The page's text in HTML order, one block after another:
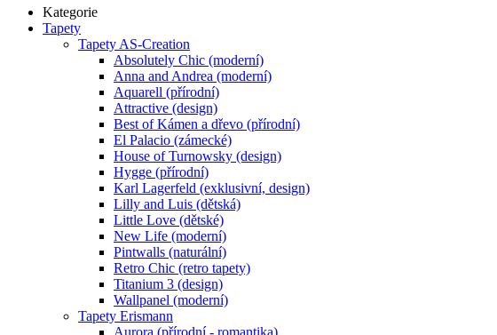
Kategorie
Tapety
Tapety AS-Creation
Absolutely Chic (moderní)
Anna and Andrea (moderní)
Aquarell (přírodní)
Attractive (design)
Best of Kámen a dřevo (přírodní)
El Palacio (zámecké)
House of Turnowsky (design)
Hygge (přírodní)
Karl Lagerfeld (exklusivní, design)
Lilly and Luis (dětská)
Little Love (dětské)
New Life (moderní)
Pintwalls (naturální)
Retro Chic (retro tapety)
Titanium 3 (design)
Wallpanel (moderní)
Tapety Erismann
Aurora (přírodní - romantika)